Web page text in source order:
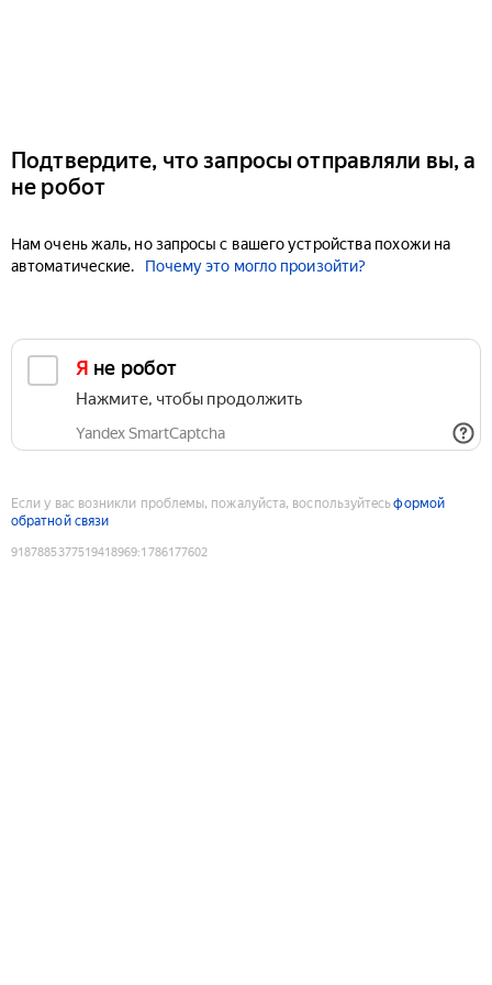
Подтвердите, что запросы отправляли вы, а
не робот
Нам очень жаль, но запросы с вашего устройства похожи на
автоматические.
Почему это могло произойти?
Я не робот
Нажмите, чтобы продолжить
Yandex SmartCaptcha
Если у вас возникли проблемы, пожалуйста, воспользуйтесьформой
обратной связи
9187885377519418969:1786177602